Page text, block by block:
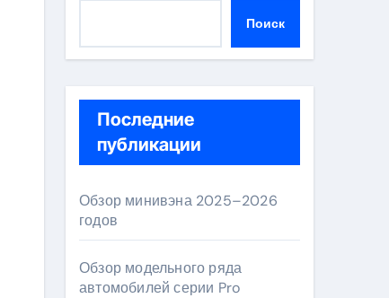
Поиск
Последние
публикации
Обзор минивэна 2025–2026
годов
Обзор модельного ряда
автомобилей серии Pro